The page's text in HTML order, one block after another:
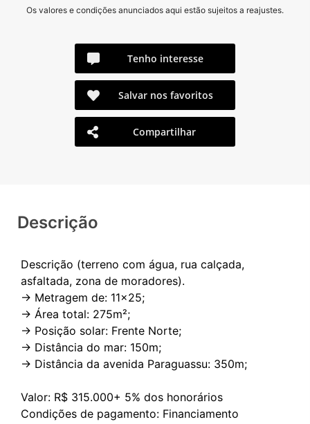
Os valores e condições anunciados aqui estão sujeitos a reajustes.
Tenho interesse
Salvar nos favoritos
Compartilhar
Descrição
Descrição (terreno com água, rua calçada,
asfaltada, zona de moradores).
-> Metragem de: 11x25;
-> Área total: 275m²;
-> Posição solar: Frente Norte;
-> Distância do mar: 150m;
-> Distância da avenida Paraguassu: 350m;
Valor: R$ 315.000+ 5% dos honorários
Condições de pagamento: Financiamento